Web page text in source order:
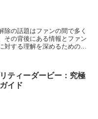
除の話題はファンの間で多く
その背後にある情報とファン
する理解を深めるための一
ティーダービー：究極
イド